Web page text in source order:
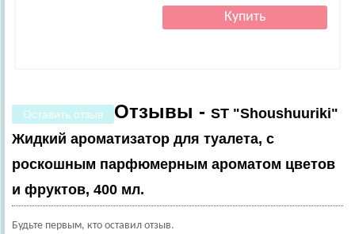
Оставить отзыв Отзывы - ST "Shoushuuriki"
Жидкий ароматизатор для туалета, с
роскошным парфюмерным ароматом цветов
и фруктов, 400 мл.
Будьте первым, кто оставил отзыв.